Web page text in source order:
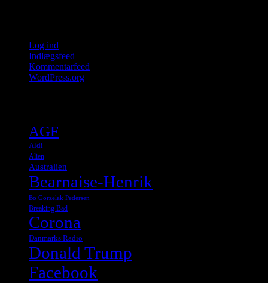
Log ind
Indlægsfeed
Kommentarfeed
WordPress.org
AGF
Aldi
Alien
Australien
Bearnaise-Henrik
Bo Gorzelak Pedersen
Breaking Bad
Corona
Danmarks Radio
Donald Trump
Facebook